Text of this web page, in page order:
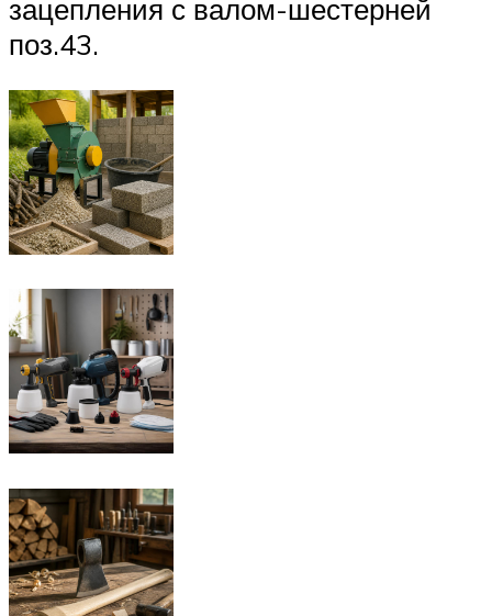
зацепления с валом-шестерней
поз.43.